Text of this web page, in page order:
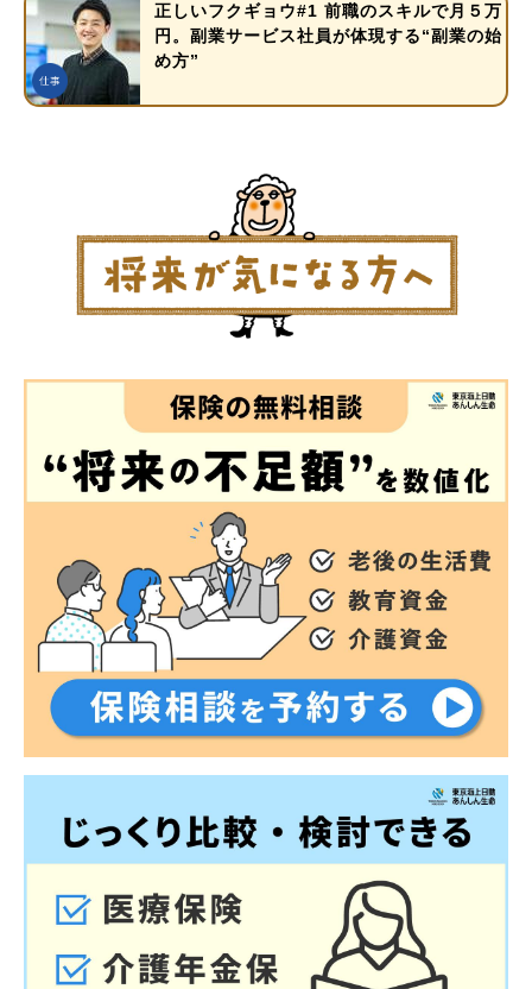
正しいフクギョウ#1 前職のスキルで月５万
円。副業サービス社員が体現する“副業の始
め方”